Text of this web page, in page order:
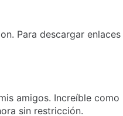
Para descargar enlaces
amigos. Increíble como
sin restricción.